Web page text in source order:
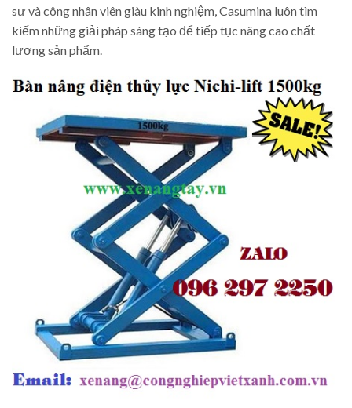
sư và công nhân viên giàu kinh nghiệm, Casumina luôn tìm
kiếm những giải pháp sáng tạo để tiếp tục nâng cao chất
lượng sản phẩm.